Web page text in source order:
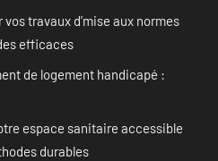
travaux d’mise aux normes
efficaces
de logement handicapé :
espace sanitaire accessible
durables